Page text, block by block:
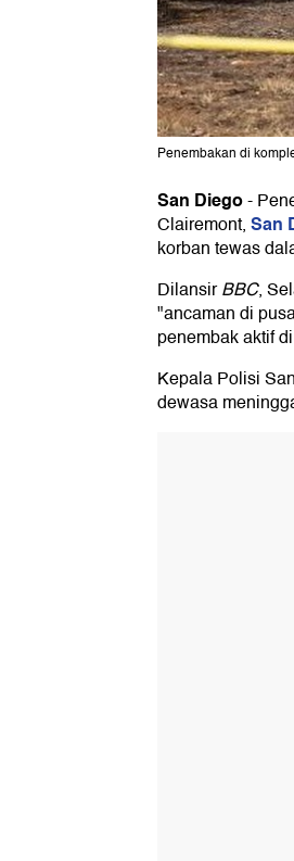
Penembakan di
San Diego-
Clairemont,San
korban tewas
DilansirBBC,
"ancaman di
penembak aktif
Kepala Polisi
dewasa